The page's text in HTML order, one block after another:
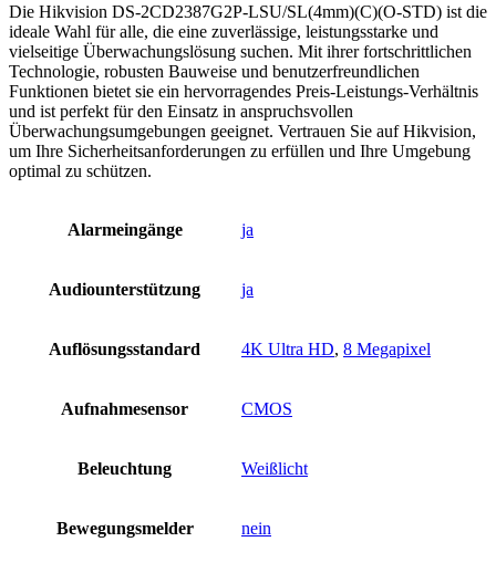
Die Hikvision DS-2CD2387G2P-LSU/SL(4mm)(C)(O-STD) ist die
ideale Wahl für alle, die eine zuverlässige, leistungsstarke und
vielseitige Überwachungslösung suchen. Mit ihrer fortschrittlichen
Technologie, robusten Bauweise und benutzerfreundlichen
Funktionen bietet sie ein hervorragendes Preis-Leistungs-Verhältnis
und ist perfekt für den Einsatz in anspruchsvollen
Überwachungsumgebungen geeignet. Vertrauen Sie auf Hikvision,
um Ihre Sicherheitsanforderungen zu erfüllen und Ihre Umgebung
optimal zu schützen.
Alarmeingänge ja
Audiounterstützung ja
Auflösungsstandard 4K Ultra HD, 8 Megapixel
Aufnahmesensor CMOS
Beleuchtung Weißlicht
Bewegungsmelder nein